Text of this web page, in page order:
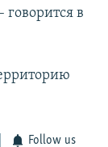
в
Follow us